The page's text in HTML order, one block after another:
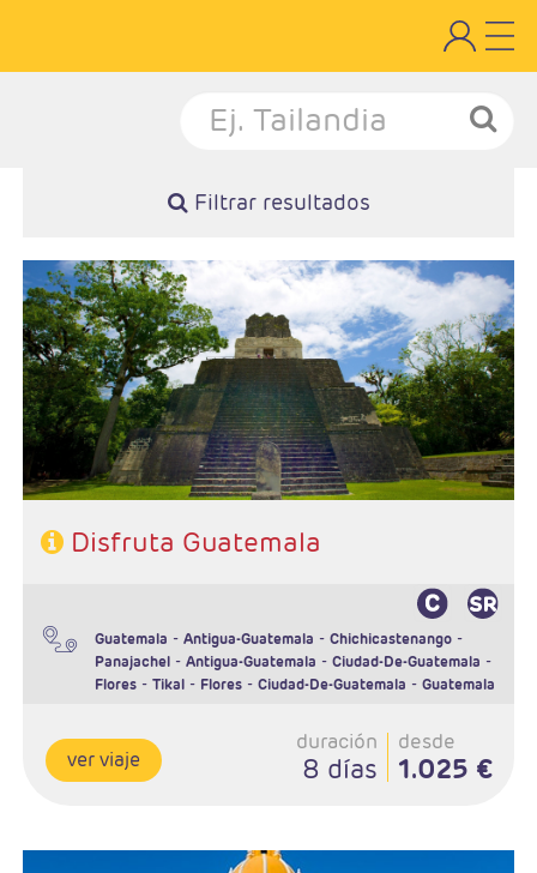
Filtrar resultados
Características
- Salidas: Martes
- Ruta: 3 noches Antigua Guatemala, 1 noche Panajachel (Lago
Atitlan), 1 noche Ciudad de Guatemala y 2 noches Flores.
- Categoría hotelera: 3*, 4* y 5*
- Régimen: 7 desayunos y 1 almuerzo sin bebidas.
Disfruta Guatemala
Guatemala - Antigua-Guatemala - Chichicastenango-
Panajachel- Antigua-Guatemala - Ciudad-De-Guatemala -
Flores- Tikal- Flores- Ciudad-De-Guatemala - Guatemala
ver viaje
duración
8 días
desde
1.025 €